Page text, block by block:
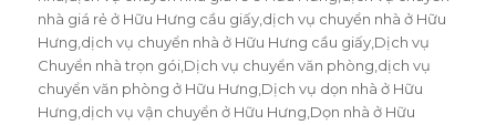
nhà giá rẻ ở Hữu Hưng cầu giấy dịch vụ chuyển nhà ở Hữu
Hưng dịch vụ chuyển nhà ở Hữu Hưng cầu giấy Dịch vụ
Chuyển nhà trọn gói Dịch vụ chuyển văn phòng dịch vụ
chuyển văn phòng ở Hữu Hưng Dịch vụ dọn nhà ở Hữu
Hưng dịch vụ vận chuyển ở Hữu Hưng Dọn nhà ở Hữu